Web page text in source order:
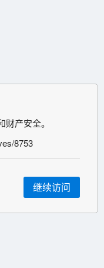
产安全。
8753
继续访问